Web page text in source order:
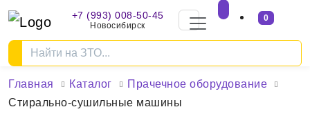
+7 (993) 008-50-45
Новосибирск
0
Главная Каталог
Прачечное оборудование
Стирально-сушильные машины